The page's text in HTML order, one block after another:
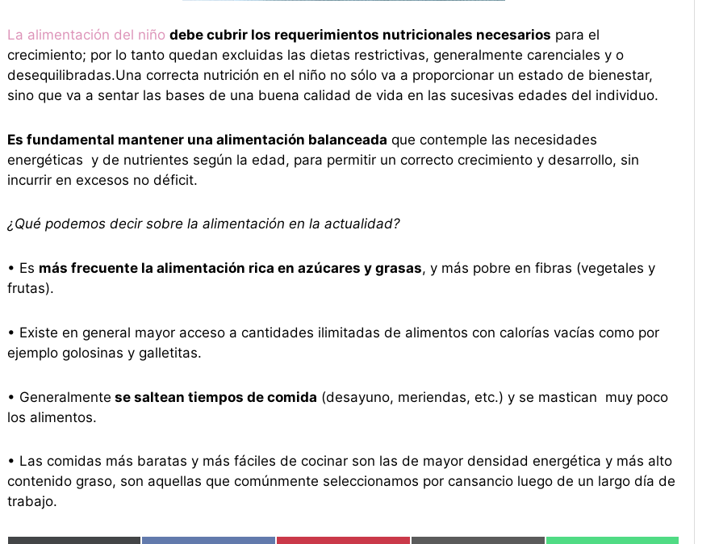
La alimentación del niño debe cubrir los requerimientos nutricionales necesarios para el
crecimiento; por lo tanto quedan excluidas las dietas restrictivas, generalmente carenciales y o
desequilibradas.Una correcta nutrición en el niño no sólo va a proporcionar un estado de bienestar,
sino que va a sentar las bases de una buena calidad de vida en las sucesivas edades del individuo.
Es fundamental mantener una alimentación balanceada que contemple las necesidades
energéticas y de nutrientes según la edad, para permitir un correcto crecimiento y desarrollo, sin
incurrir en excesos no déficit.
¿Qué podemos decir sobre la alimentación en la actualidad?
• Es más frecuente la alimentación rica en azúcares y grasas, y más pobre en fibras (vegetales y
frutas).
• Existe en general mayor acceso a cantidades ilimitadas de alimentos con calorías vacías como por
ejemplo golosinas y galletitas.
• Generalmente se saltean tiempos de comida (desayuno, meriendas, etc.) y se mastican muy poco
los alimentos.
• Las comidas más baratas y más fáciles de cocinar son las de mayor densidad energética y más alto
contenido graso, son aquellas que comúnmente seleccionamos por cansancio luego de un largo día de
trabajo.